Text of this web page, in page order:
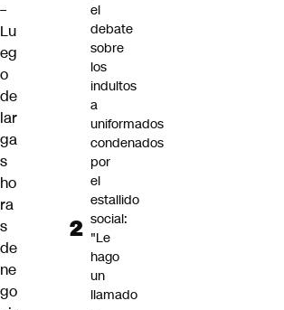
–
Lu
eg
o
de
lar
ga
s
ho
ra
s
de
ne
go
el
debate
sobre
los
indultos
a
uniformados
condenados
por
el
estallido
social:
"Le
hago
un
llamado